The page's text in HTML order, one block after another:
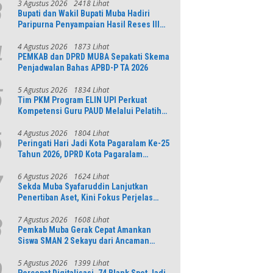
3 Agustus 2026 2418 Lihat
Bupati dan Wakil Bupati Muba Hadiri
Paripurna Penyampaian Hasil Reses III
4 Agustus 2026 1873 Lihat
PEMKAB dan DPRD MUBA Sepakati Skema
Penjadwalan Bahas APBD-P TA 2026
5 Agustus 2026 1834 Lihat
Tim PKM Program ELIN UPI Perkuat
Kompetensi Guru PAUD Melalui Pelatihan
Numerasi
4 Agustus 2026 1804 Lihat
Peringati Hari Jadi Kota Pagaralam Ke-25
Tahun 2026, DPRD Kota Pagaralam
6 Agustus 2026 1624 Lihat
Sekda Muba Syafaruddin Lanjutkan
Penertiban Aset, Kini Fokus Perjelas
7 Agustus 2026 1608 Lihat
Pemkab Muba Gerak Cepat Amankan
Siswa SMAN 2 Sekayu dari Ancaman
5 Agustus 2026 1399 Lihat